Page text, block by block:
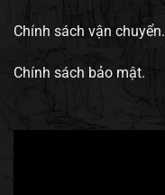
Chính sách vận chuyển.
Chính sách bảo mật.